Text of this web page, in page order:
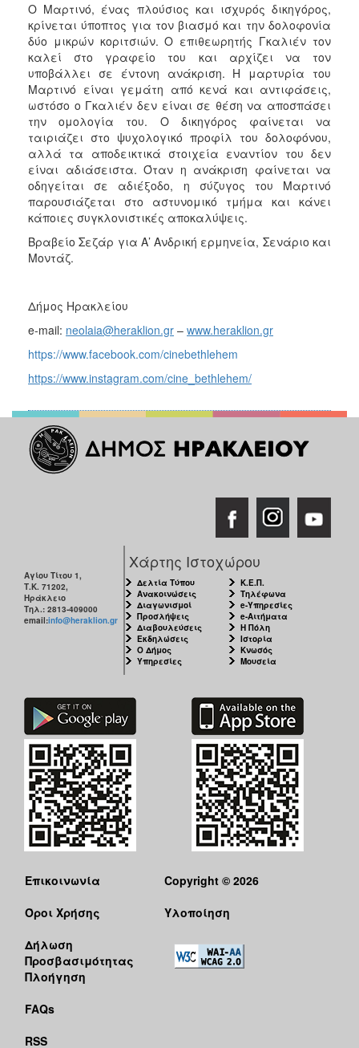
Ο Μαρτινό, ένας πλούσιος και ισχυρός δικηγόρος,
κρίνεται ύποπτος για τον βιασμό και την δολοφονία
δύο μικρών κοριτσιών. Ο επιθεωρητής Γκαλιέν τον
καλεί στο γραφείο του και αρχίζει να τον
υποβάλλει σε έντονη ανάκριση. Η μαρτυρία του
Μαρτινό είναι γεμάτη από κενά και αντιφάσεις,
ωστόσο ο Γκαλιέν δεν είναι σε θέση να αποσπάσει
την ομολογία του. Ο δικηγόρος φαίνεται να
ταιριάζει στο ψυχολογικό προφίλ του δολοφόνου,
αλλά τα αποδεικτικά στοιχεία εναντίον του δεν
είναι αδιάσειστα. Όταν η ανάκριση φαίνεται να
οδηγείται σε αδιέξοδο, η σύζυγος του Μαρτινό
παρουσιάζεται στο αστυνομικό τμήμα και κάνει
κάποιες συγκλονιστικές αποκαλύψεις.
Βραβείο Σεζάρ για Α’ Ανδρική ερμηνεία, Σενάριο και
Μοντάζ.
Δήμος Ηρακλείου
e-mail: neolaia@heraklion.gr – www.heraklion.gr
https://www.facebook.com/cinebethlehem
https://www.instagram.com/cine_bethlehem/
Αγίου Τίτου 1,
Τ.Κ. 71202,
Ηράκλειο
Τηλ.: 2813-409000
email:info@heraklion.gr
Χάρτης Ιστοχώρου
Δελτία Τύπου
Ανακοινώσεις
Διαγωνισμοί
Προσλήψεις
Διαβουλεύσεις
Εκδηλώσεις
Ο Δήμος
Υπηρεσίες
Κ.Ε.Π.
Τηλέφωνα
e-Υπηρεσίες
e-Αιτήματα
Η Πόλη
Ιστορία
Κνωσός
Μουσεία
Επικοινωνία
Όροι Χρήσης
Δήλωση
Προσβασιμότητας
Πλοήγηση
FAQs
RSS
Copyright © 2026
Υλοποίηση